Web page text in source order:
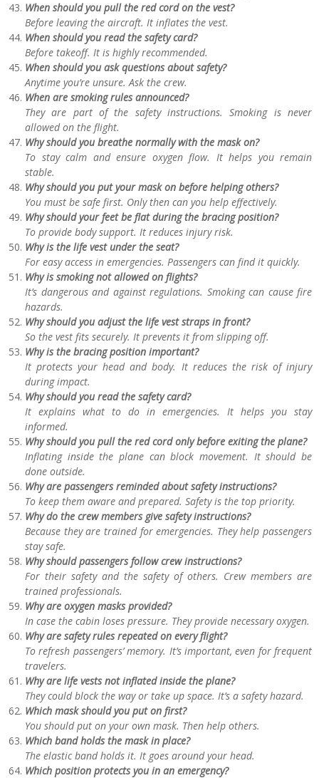
When should you pull the red cord on the vest?
Before leaving the aircraft. It inflates the vest.
When should you read the safety card?
Before takeoff. It is highly recommended.
When should you ask questions about safety?
Anytime you’re unsure. Ask the crew.
When are smoking rules announced?
They are part of the safety instructions. Smoking is never
allowed on the flight.
Why should you breathe normally with the mask on?
To stay calm and ensure oxygen flow. It helps you remain
stable.
Why should you put your mask on before helping others?
You must be safe first. Only then can you help effectively.
Why should your feet be flat during the bracing position?
To provide body support. It reduces injury risk.
Why is the life vest under the seat?
For easy access in emergencies. Passengers can find it quickly.
Why is smoking not allowed on flights?
It’s dangerous and against regulations. Smoking can cause fire
hazards.
Why should you adjust the life vest straps in front?
So the vest fits securely. It prevents it from slipping off.
Why is the bracing position important?
It protects your head and body. It reduces the risk of injury
during impact.
Why should you read the safety card?
It explains what to do in emergencies. It helps you stay
informed.
Why should you pull the red cord only before exiting the plane?
Inflating inside the plane can block movement. It should be
done outside.
Why are passengers reminded about safety instructions?
To keep them aware and prepared. Safety is the top priority.
Why do the crew members give safety instructions?
Because they are trained for emergencies. They help passengers
stay safe.
Why should passengers follow crew instructions?
For their safety and the safety of others. Crew members are
trained professionals.
Why are oxygen masks provided?
In case the cabin loses pressure. They provide necessary oxygen.
Why are safety rules repeated on every flight?
To refresh passengers’ memory. It’s important, even for frequent
travelers.
Why are life vests not inflated inside the plane?
They could block the way or take up space. It’s a safety hazard.
Which mask should you put on first?
You should put on your own mask. Then help others.
Which band holds the mask in place?
The elastic band holds it. It goes around your head.
Which position protects you in an emergency?